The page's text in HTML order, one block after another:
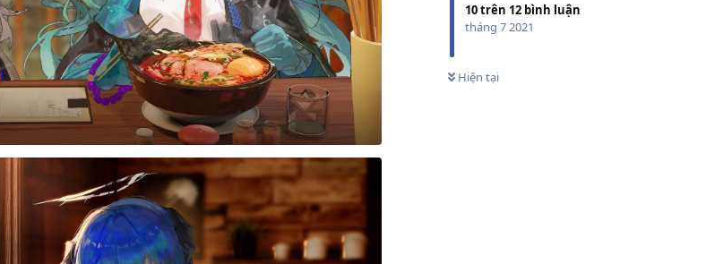
10trên 12 bình luận
tháng 7 2021
Hiện tại